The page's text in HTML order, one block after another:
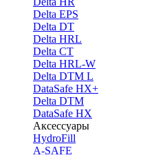
Delta EPS
Delta DT
Delta HRL
Delta CT
Delta HRL-W
Delta DTM L
DataSafe HX+
Delta DTM
DataSafe HX
Аксессуары
HydroFill
A-SAFE